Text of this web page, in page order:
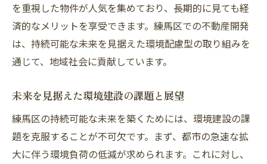
を重視した物件が人気を集めており、長期的に見ても経
済的なメリットを享受できます。練馬区での不動産開発
は、持続可能な未来を見据えた環境配慮型の取り組みを
通じて、地域社会に貢献しています。
未来を見据えた環境建設の課題と展望
練馬区の持続可能な未来を築くためには、環境建設の課
題を克服することが不可欠です。まず、都市の急速な拡
大に伴う環境負荷の低減が求められます。これに対し、